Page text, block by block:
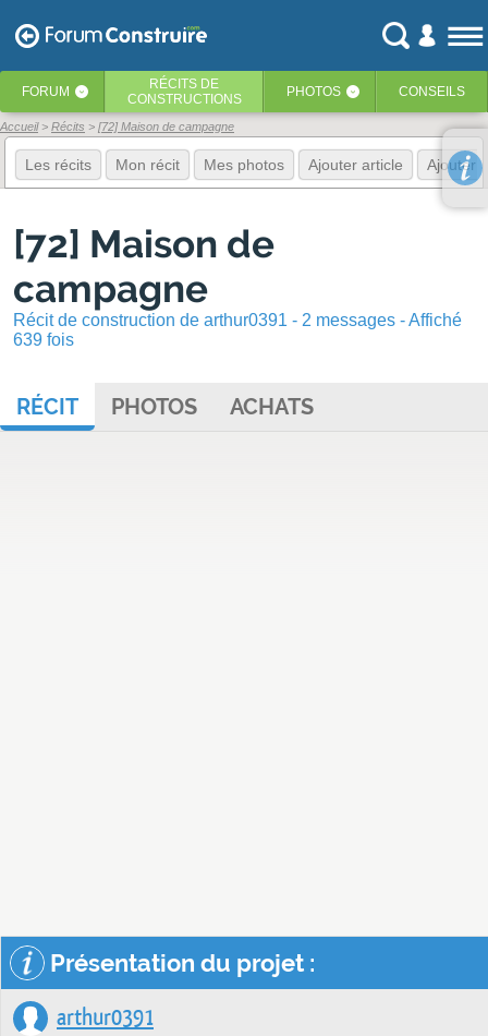
FORUM ‹ RÉCITS DE
CONSTRUCTIONS
PHOTOS ‹ CONSEILS
Accueil Récits [72] Maison de campagne
Les récits Mon récit Mes photos Ajouter article Ajouter
[72] Maison de
campagne
Récit de construction de arthur0391 - 2 messages - Affiché
639 fois
RÉCIT PHOTOS ACHATS
Présentation du projet :
arthur0391